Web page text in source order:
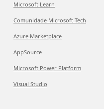
Microsoft Learn
Comunidade Microsoft Tech
Azure Marketplace
AppSource
Microsoft Power Platform
Visual Studio